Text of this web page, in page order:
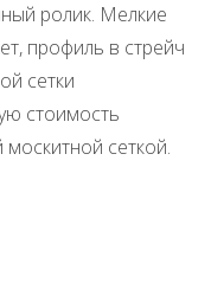
ролик. Мелкие
профиль в стрейч
сетки
стоимость
сеткой.